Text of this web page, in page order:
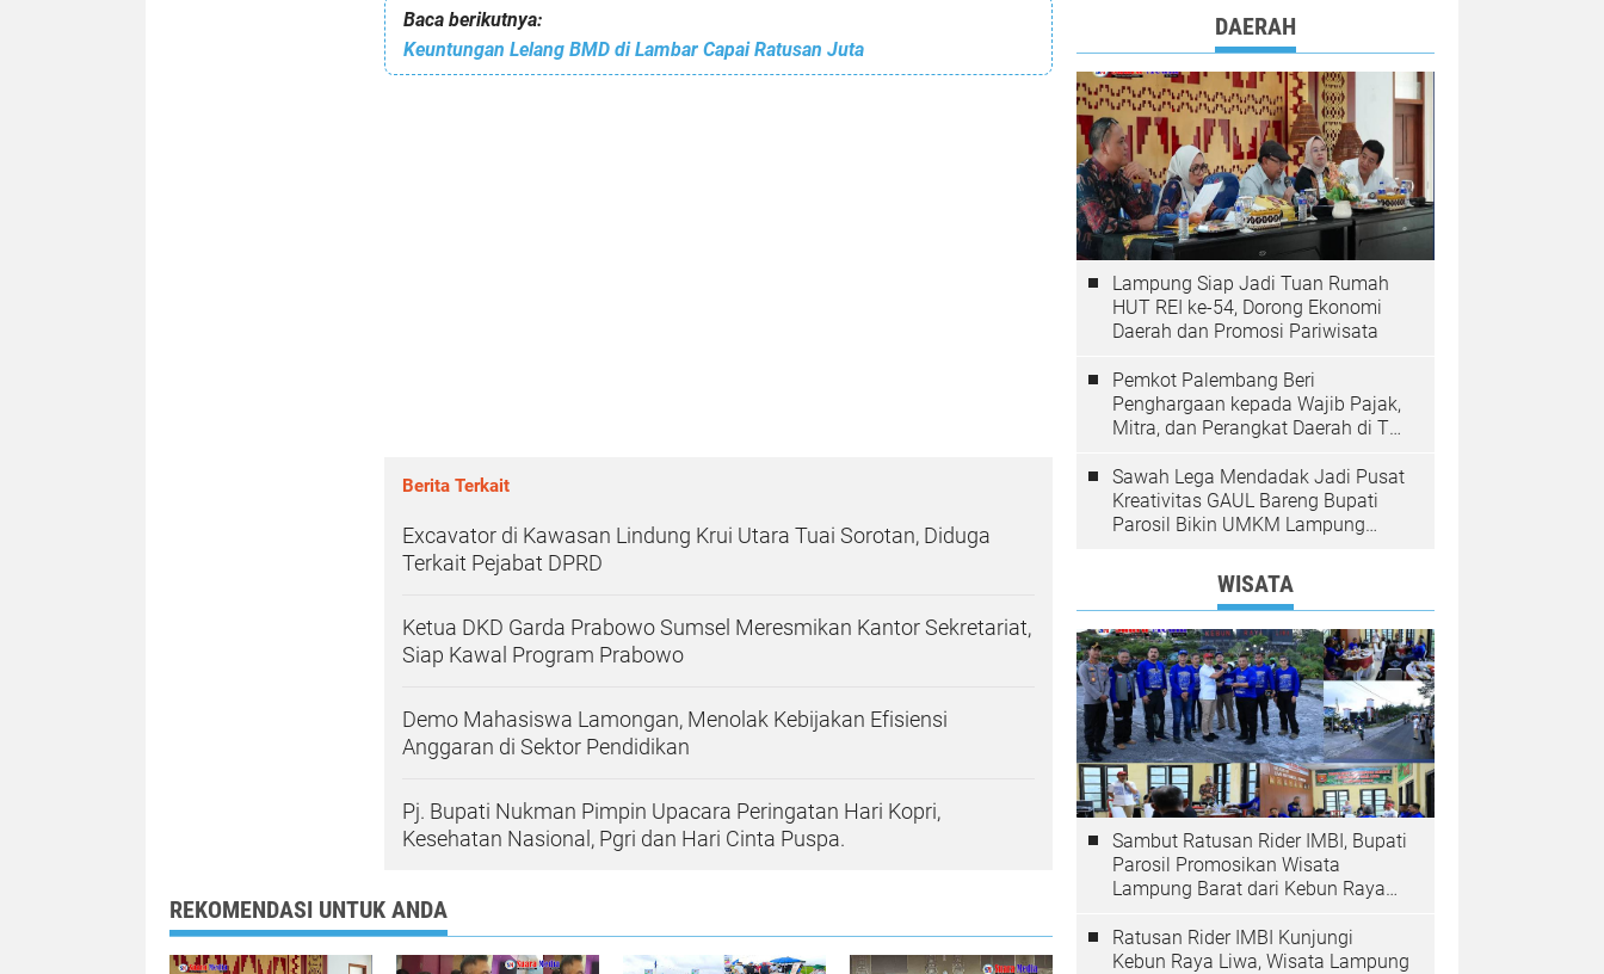
Baca berikutnya:
Keuntungan Lelang BMD di Lambar Capai Ratusan Juta
Berita Terkait
Excavator di Kawasan Lindung Krui Utara Tuai Sorotan, Diduga
Terkait Pejabat DPRD
Ketua DKD Garda Prabowo Sumsel Meresmikan Kantor Sekretariat,
Siap Kawal Program Prabowo
Demo Mahasiswa Lamongan, Menolak Kebijakan Efisiensi
Anggaran di Sektor Pendidikan
Pj. Bupati Nukman Pimpin Upacara Peringatan Hari Kopri,
Kesehatan Nasional, Pgri dan Hari Cinta Puspa.
REKOMENDASI UNTUK ANDA
DAERAH
Lampung Siap Jadi Tuan Rumah
HUT REI ke-54, Dorong Ekonomi
Daerah dan Promosi Pariwisata
Pemkot Palembang Beri
Penghargaan kepada Wajib Pajak,
Mitra, dan Perangkat Daerah di The
Sawah Lega Mendadak Jadi Pusat
Kreativitas GAUL Bareng Bupati
Parosil Bikin UMKM Lampung
WISATA
Sambut Ratusan Rider IMBI, Bupati
Parosil Promosikan Wisata
Lampung Barat dari Kebun Raya
Ratusan Rider IMBI Kunjungi
Kebun Raya Liwa, Wisata Lampung